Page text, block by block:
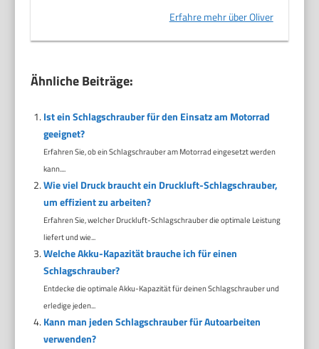
Erfahre mehr über Oliver
Ähnliche Beiträge:
Ist ein Schlagschrauber für den Einsatz am Motorrad
geeignet?
Erfahren Sie, ob ein Schlagschrauber am Motorrad eingesetzt werden
kann....
Wie viel Druck braucht ein Druckluft-Schlagschrauber,
um effizient zu arbeiten?
Erfahren Sie, welcher Druckluft-Schlagschrauber die optimale Leistung
liefert und wie...
Welche Akku-Kapazität brauche ich für einen
Schlagschrauber?
Entdecke die optimale Akku-Kapazität für deinen Schlagschrauber und
erledige jeden...
Kann man jeden Schlagschrauber für Autoarbeiten
verwenden?